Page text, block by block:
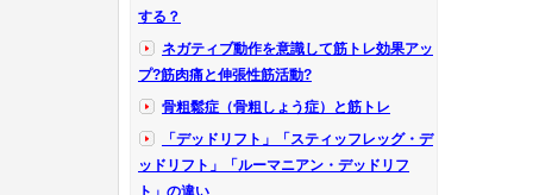
する？
ネガティブ動作を意識して筋トレ効果アッ
プ?筋肉痛と伸張性筋活動?
骨粗鬆症（骨粗しょう症）と筋トレ
「デッドリフト」「スティッフレッグ・デ
ッドリフト」「ルーマニアン・デッドリフ
ト」の違い